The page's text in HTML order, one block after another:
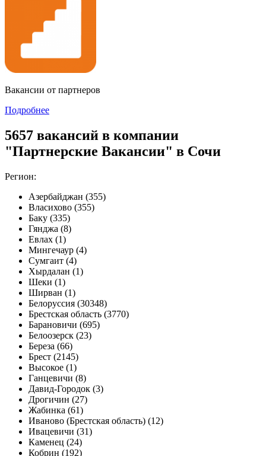
Вакансии от партнеров
Подробнее
5657 вакансий в компании
"Партнерские Вакансии" в Сочи
Регион:
Азербайджан (355)
Власихово (355)
Баку (335)
Гянджа (8)
Евлах (1)
Мингечаур (4)
Сумгаит (4)
Хырдалан (1)
Шеки (1)
Ширван (1)
Белоруссия (30348)
Брестская область (3770)
Барановичи (695)
Белоозерск (23)
Береза (66)
Брест (2145)
Высокое (1)
Ганцевичи (8)
Давид-Городок (3)
Дрогичин (27)
Жабинка (61)
Иваново (Брестская область) (12)
Ивацевичи (31)
Каменец (24)
Кобрин (192)